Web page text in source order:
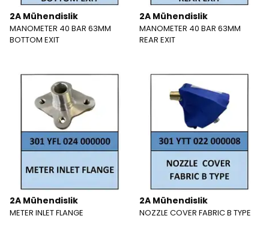
2A Mühendislik
MANOMETER 40 BAR 63MM
BOTTOM EXIT
2A Mühendislik
MANOMETER 40 BAR 63MM
REAR EXIT
2A Mühendislik
METER INLET FLANGE
2A Mühendislik
NOZZLE COVER FABRIC B TYPE